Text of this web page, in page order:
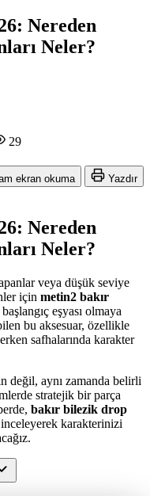
Nereden
Neler?
29
ekran okuma Yazdır
Nereden
Neler?
veya düşük seviye
için metin2 bakır
eşyası olmaya
bu aksesuar, özellikle
safhalarında karakter
değil, aynı zamanda belirli
stratejik bir parça
bakır bilezik drop
karakterinizi